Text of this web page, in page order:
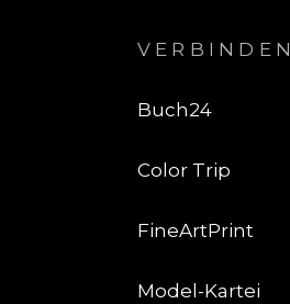
VERBINDEN
Buch24
Color Trip
FineArtPrint
Model-Kartei